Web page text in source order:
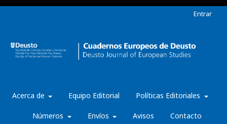
Acerca de Equipo Editorial Políticas Editoriales
Números Envíos Avisos Contacto
Entrar